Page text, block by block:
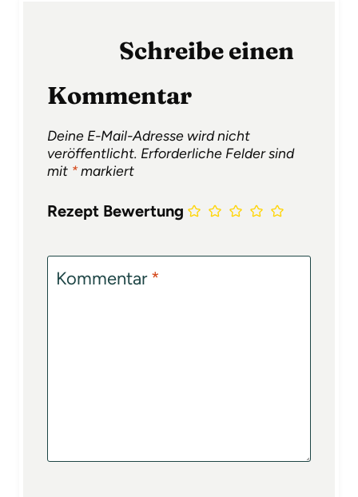
Schreibe einen
Kommentar
Deine E-Mail-Adresse wird nicht
veröffentlicht. Erforderliche Felder sind
mit *markiert
Rezept Bewertung
Kommentar*